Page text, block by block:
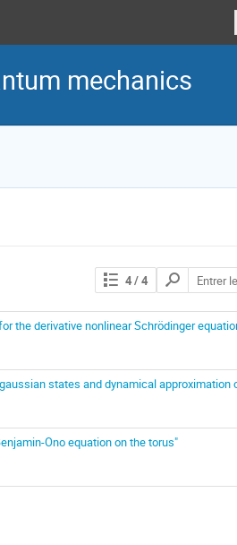
mechanics
4/ 4
the derivative nonlinear Schrödinger
states and dynamical approximation
Ono equation on the torus"